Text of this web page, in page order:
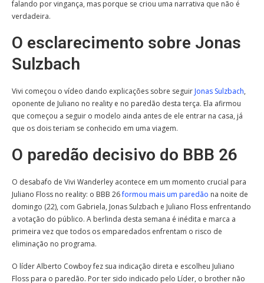
falando por vingança, mas porque se criou uma narrativa que não é
verdadeira.
O esclarecimento sobre Jonas
Sulzbach
Vivi começou o vídeo dando explicações sobre seguirJonas Sulzbach,
oponente de Juliano no reality e no paredão desta terça. Ela afirmou
que começou a seguir o modelo ainda antes de ele entrar na casa, já
que os dois teriam se conhecido em uma viagem.
O paredão decisivo do BBB 26
O desabafo de Vivi Wanderley acontece em um momento crucial para
Juliano Floss no reality: o BBB 26formou mais um paredão na noite de
domingo (22), com Gabriela, Jonas Sulzbach e Juliano Floss enfrentando
a votação do público. A berlinda desta semana é inédita e marca a
primeira vez que todos os emparedados enfrentam o risco de
eliminação no programa.
O líder Alberto Cowboy fez sua indicação direta e escolheu Juliano
Floss para o paredão. Por ter sido indicado pelo Líder, o brother não